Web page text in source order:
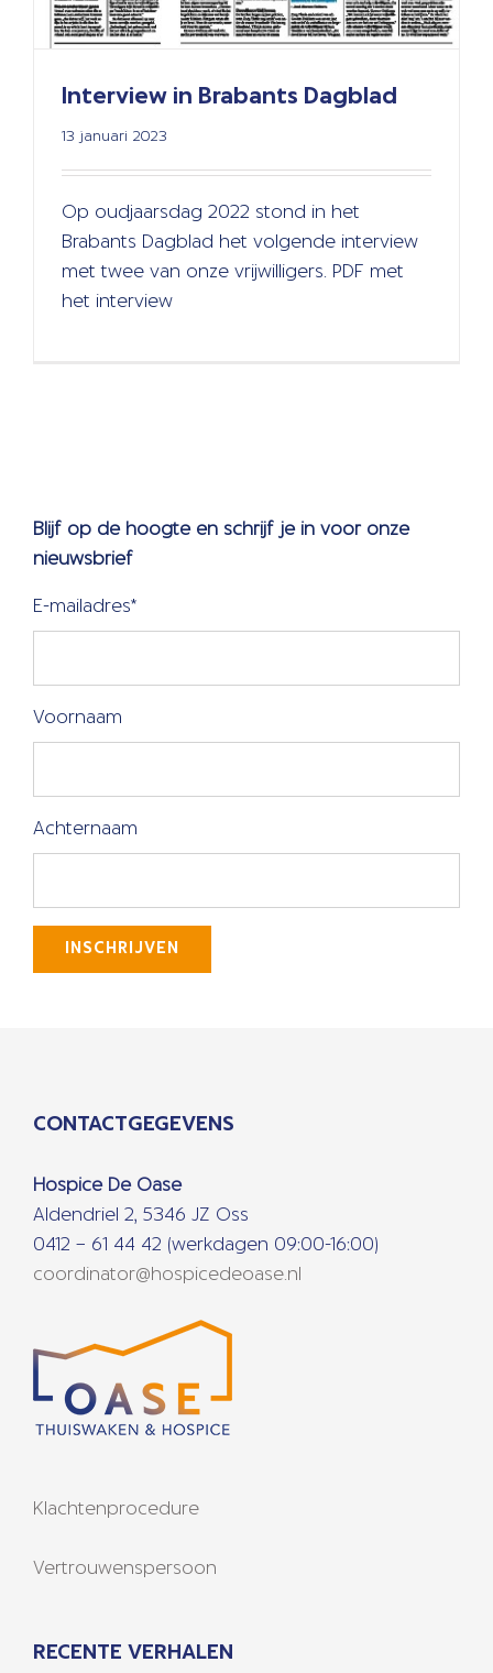
Interview in Brabants Dagblad
13 januari 2023
Op oudjaarsdag 2022 stond in het
Brabants Dagblad het volgende interview
met twee van onze vrijwilligers. PDF met
het interview
Blijf op de hoogte en schrijf je in voor onze
nieuwsbrief
E-mailadres*
Voornaam
Achternaam
INSCHRIJVEN
CONTACTGEGEVENS
Hospice De Oase
Aldendriel 2, 5346 JZ Oss
0412 – 61 44 42 (werkdagen 09:00-16:00)
coordinator@hospicedeoase.nl
Klachtenprocedure
Vertrouwenspersoon
RECENTE VERHALEN